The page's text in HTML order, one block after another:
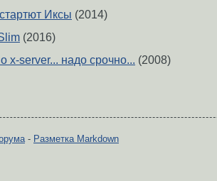
Иксы (2014)
(2016)
x-server... надо срочно... (2008)
- Разметка Markdown